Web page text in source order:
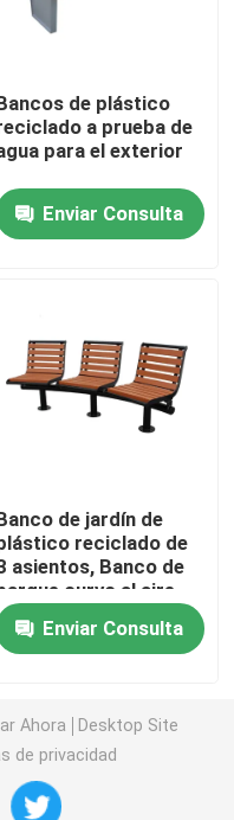
para exteriores
libre
libre
de plástico
a prueba de
para el exterior
Enviar Consulta
de jardín de
reciclado de
asientos, Banco de
curvo al aire
Enviar Consulta
Ahora
Desktop Site
de privacidad